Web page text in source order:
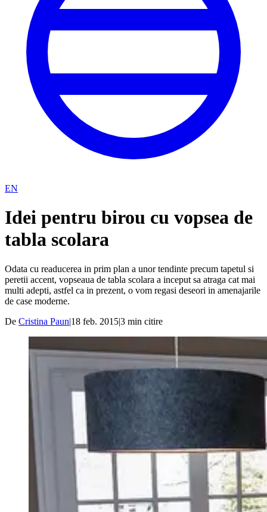
EN
Idei pentru birou cu vopsea de
tabla scolara
Odata cu readucerea in prim plan a unor tendinte precum tapetul si
peretii accent, vopseaua de tabla scolara a inceput sa atraga cat mai
multi adepti, astfel ca in prezent, o vom regasi deseori in amenajarile
de case moderne.
De Cristina Paun|18 feb. 2015|3 min citire